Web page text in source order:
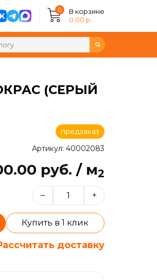
0
В корзине
0.00 р.
(СЕРЫЙ
предзаказ
Артикул: 40002083
руб. / м2
– +
Купить в 1 клик
доставку